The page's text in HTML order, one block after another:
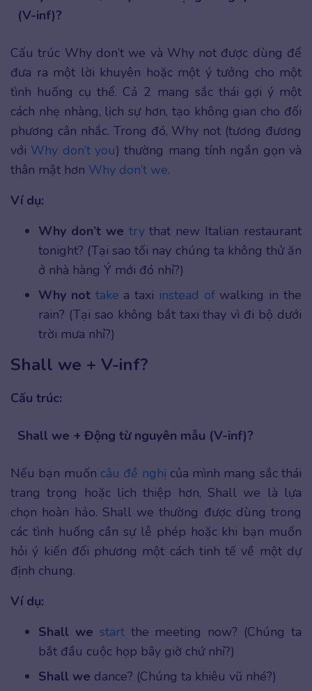
(V-inf)?
Cấu trúc Why don’t we và Why not được dùng để
đưa ra một lời khuyên hoặc một ý tưởng cho một
tình huống cụ thể. Cả 2 mang sắc thái gợi ý một
cách nhẹ nhàng, lịch sự hơn, tạo không gian cho đối
phương cân nhắc. Trong đó, Why not (tương đương
với Why don’t you) thường mang tính ngắn gọn và
thân mật hơn Why don’t we.
Ví dụ:
Why don’t we trythat new Italian restaurant
tonight? (Tại sao tối nay chúng ta không thử ăn
ở nhà hàng Ý mới đó nhỉ?)
Why not take a taxi instead ofwalking in the
rain? (Tại sao không bắt taxi thay vì đi bộ dưới
trời mưa nhỉ?)
Shall we + V-inf?
Cấu trúc:
Shall we + Động từ nguyên mẫu (V-inf)?
Nếu bạn muốn câu đề nghị của mình mang sắc thái
trang trọng hoặc lịch thiệp hơn, Shall we là lựa
chọn hoàn hảo. Shall we thường được dùng trong
các tình huống cần sự lễ phép hoặc khi bạn muốn
hỏi ý kiến đối phương một cách tinh tế về một dự
định chung.
Ví dụ:
Shall we startthe meeting now? (Chúng ta
bắt đầu cuộc họp bây giờ chứ nhỉ?)
Shall we dance? (Chúng ta khiêu vũ nhé?)